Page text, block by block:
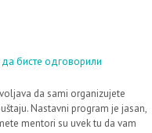
да бисте одговорили
da sami organizujete
Nastavni program je jasan,
mentori su uvek tu da vam